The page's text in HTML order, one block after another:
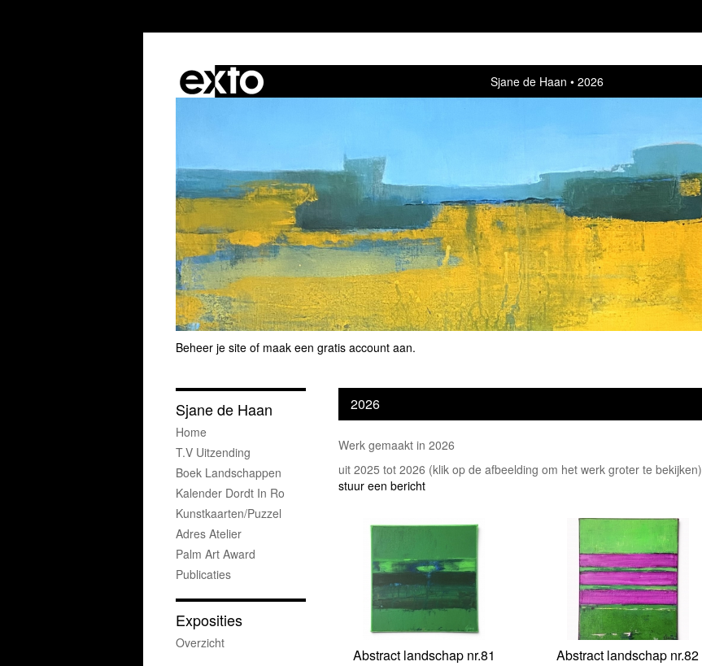
Sjane de Haan 2026
Beheer je site of maak een gratis account aan.
2026
Werk gemaakt in 2026
uit 2025 tot 2026 (klik op de afbeelding om het werk groter te bekijken)
stuur een bericht
Abstract landschap nr.81 Abstract landschap nr.82
Sjane de Haan
Home
T.v Uitzending
Boek Landschappen
Kalender Dordt In Ro
Kunstkaarten/puzzel
Adres Atelier
Palm Art Award
Publicaties
Exposities
Overzicht